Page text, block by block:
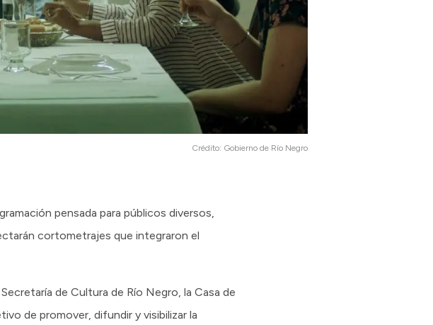
Crédito: Gobierno de Río Negro
pensada para públicos diversos,
cortometrajes que integraron el
de Cultura de Río Negro, la Casa de
de promover, difundir y visibilizar la